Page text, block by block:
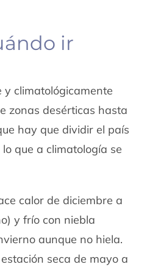
ir
y climatológicamente
zonas desérticas hasta
hay que dividir el país
que a climatología se
calor de diciembre a
y frío con niebla
aunque no hiela.
seca de mayo a